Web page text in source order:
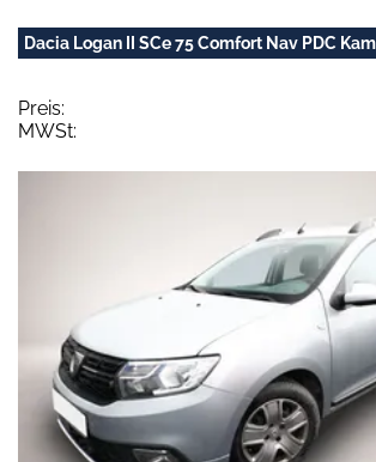
Dacia Logan II SCe 75 Comfort Nav PDC
Preis:
MWSt: